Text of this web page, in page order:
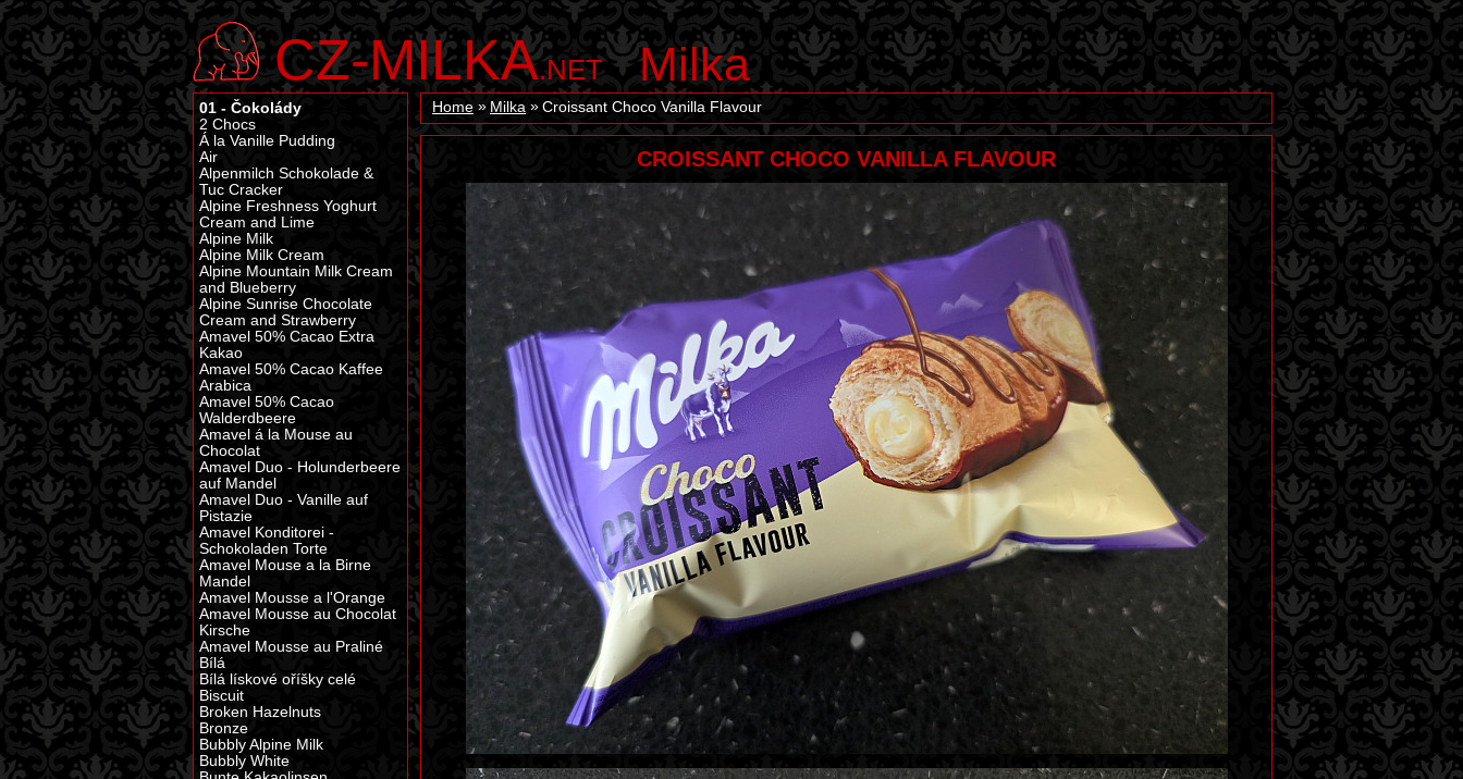
CZ-MILKA.NET Milka
Home Milka Croissant Choco Vanilla Flavour
CROISSANT CHOCO VANILLA FLAVOUR
01 - Čokolády
2 Chocs
Á la Vanille Pudding
Air
Alpenmilch Schokolade &
Tuc Cracker
Alpine Freshness Yoghurt
Cream and Lime
Alpine Milk
Alpine Milk Cream
Alpine Mountain Milk Cream
and Blueberry
Alpine Sunrise Chocolate
Cream and Strawberry
Amavel 50% Cacao Extra
Kakao
Amavel 50% Cacao Kaffee
Arabica
Amavel 50% Cacao
Walderdbeere
Amavel á la Mouse au
Chocolat
Amavel Duo - Holunderbeere
auf Mandel
Amavel Duo - Vanille auf
Pistazie
Amavel Konditorei -
Schokoladen Torte
Amavel Mouse a la Birne
Mandel
Amavel Mousse a l'Orange
Amavel Mousse au Chocolat
Kirsche
Amavel Mousse au Praliné
Bílá
Bílá lískové oříšky celé
Biscuit
Broken Hazelnuts
Bronze
Bubbly Alpine Milk
Bubbly White